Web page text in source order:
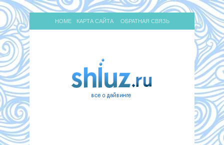
HOME КАРТА САЙТА ОБРАТНАЯ СВЯЗЬ